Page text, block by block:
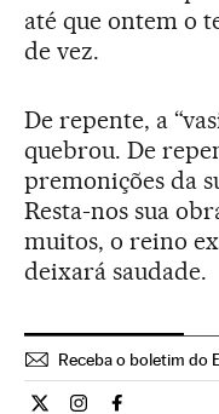
até que ontem o
de vez.
De repente, a
quebrou. De
premonições da
Resta-nos sua
muitos, o reino
deixará saudade.
Receba o boletim do